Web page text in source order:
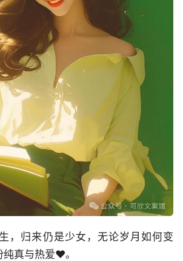
，归来仍是少女，无论岁月如何变
真与热爱❤️。